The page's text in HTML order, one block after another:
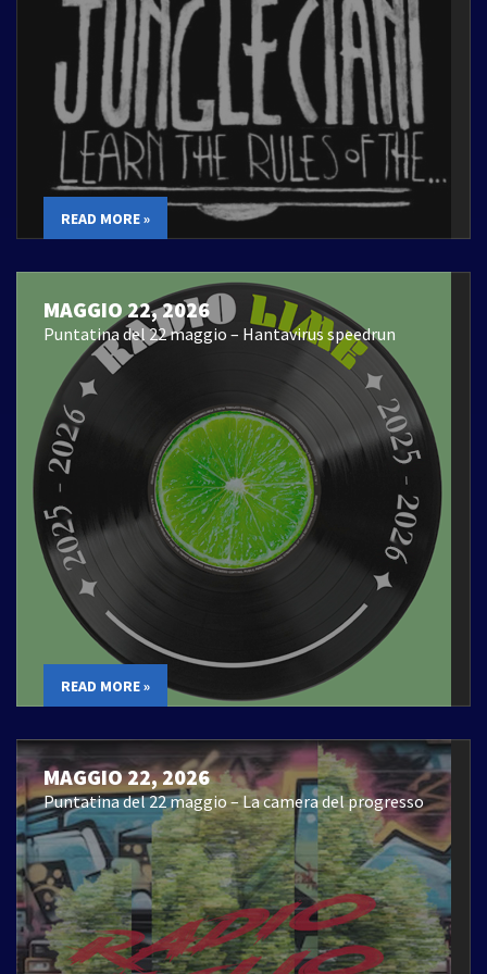
READ MORE »
MAGGIO 22, 2026
Puntatina del 22 maggio – Hantavirus speedrun
READ MORE »
MAGGIO 22, 2026
Puntatina del 22 maggio – La camera del progresso